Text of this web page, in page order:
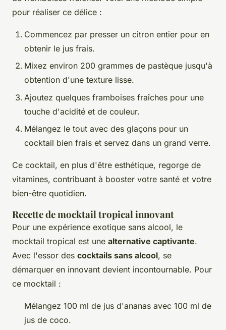
pour réaliser ce délice :
Commencez par presser un citron entier pour en
obtenir le jus frais.
Mixez environ 200 grammes de pastèque jusqu'à
obtention d'une texture lisse.
Ajoutez quelques framboises fraîches pour une
touche d'acidité et de couleur.
Mélangez le tout avec des glaçons pour un
cocktail bien frais et servez dans un grand verre.
Ce cocktail, en plus d'être esthétique, regorge de
vitamines, contribuant à booster votre santé et votre
bien-être quotidien.
Recette de mocktail tropical innovant
Pour une expérience exotique sans alcool, le
mocktail tropical est une alternative captivante.
Avec l'essor des cocktails sans alcool, se
démarquer en innovant devient incontournable. Pour
ce mocktail :
Mélangez 100 ml de jus d'ananas avec 100 ml de
jus de coco.